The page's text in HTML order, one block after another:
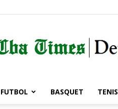
Córdoba
FUTBOL BASQUET TENIS